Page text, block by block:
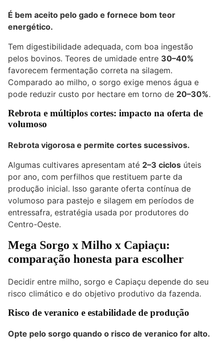
É bem aceito pelo gado e fornece bom teor
energético.
Tem digestibilidade adequada, com boa ingestão
pelos bovinos. Teores de umidade entre 30–40%
favorecem fermentação correta na silagem.
Comparado ao milho, o sorgo exige menos água e
pode reduzir custo por hectare em torno de 20–30%.
Rebrota e múltiplos cortes: impacto na oferta de
volumoso
Rebrota vigorosa e permite cortes sucessivos.
Algumas cultivares apresentam até 2–3 ciclos úteis
por ano, com perfilhos que restituem parte da
produção inicial. Isso garante oferta contínua de
volumoso para pastejo e silagem em períodos de
entressafra, estratégia usada por produtores do
Centro-Oeste.
Mega Sorgo x Milho x Capiaçu:
comparação honesta para escolher
Decidir entre milho, sorgo e Capiaçu depende do seu
risco climático e do objetivo produtivo da fazenda.
Risco de veranico e estabilidade de produção
Opte pelo sorgo quando o risco de veranico for alto.